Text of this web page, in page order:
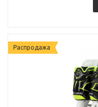
Распродажа